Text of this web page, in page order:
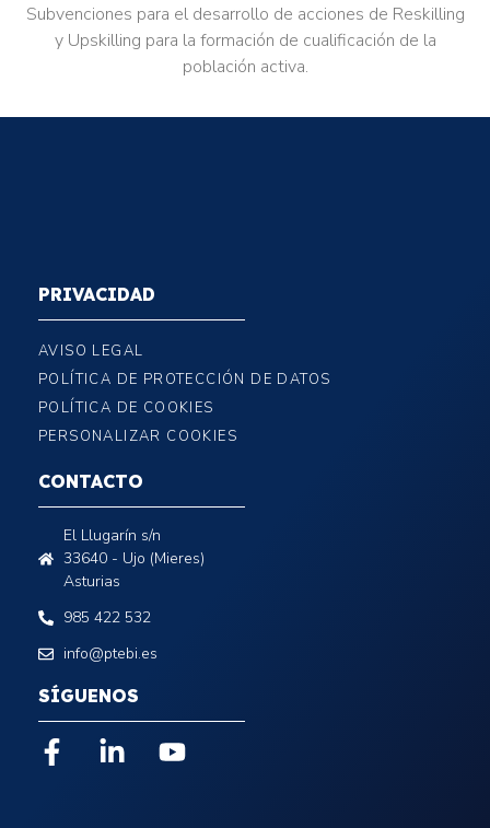
Subvenciones para el desarrollo de acciones de Reskilling
y Upskilling para la formación de cualificación de la
población activa.
PRIVACIDAD
AVISO LEGAL
POLÍTICA DE PROTECCIÓN DE DATOS
POLÍTICA DE COOKIES
PERSONALIZAR COOKIES
CONTACTO
El Llugarín s/n
33640 - Ujo (Mieres)
Asturias
985 422 532
info@ptebi.es
SÍGUENOS